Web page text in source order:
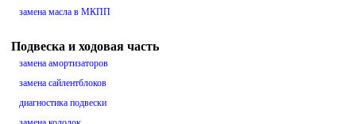
замена масла в МКПП
Подвеска и ходовая часть
замена амортизаторов
замена сайлентблоков
диагностика подвески